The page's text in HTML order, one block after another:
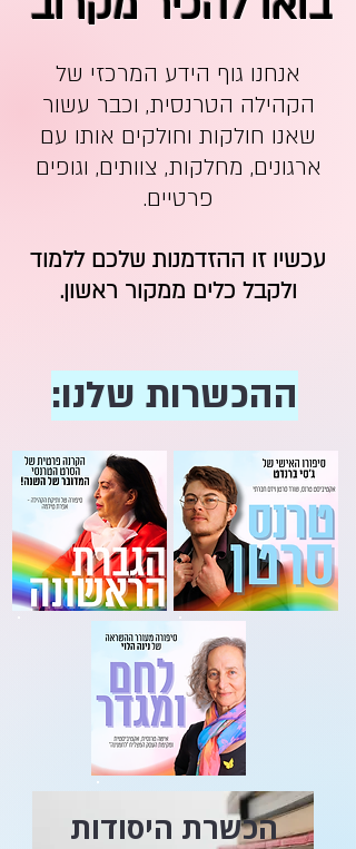
אנחנו גוף הידע המרכזי של
הקהילה הטרנסית, וכבר עשור
שאנו חולקות וחולקים אותו עם
ארגונים, מחלקות, צוותים, וגופים
פרטיים.
עכשיו זו ההזדמנות שלכם ללמוד
ולקבל כלים ממקור ראשון.
ההכשרות שלנו:
הכשרת היסודות